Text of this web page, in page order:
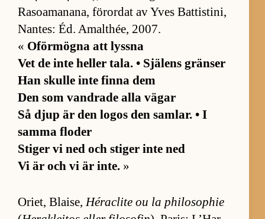
Ra­so­a­ma­na­na, för­or­dat av Yves Bat­tisti­ni,
Nan­tes: Éd. Amalt­hée, 2007.
« Oför­mögna att lyssna
Vet de inte hel­ler ta­la. • Sjä­lens grän­ser
Han skulle inte finna dem
Den som vand­rade alla vä­gar
Så djup är den lo­gos den sam­lar. • I
samma flo­der
Sti­ger vi ned och sti­ger inte ned
Vi är och vi är in­te. »
Ori­et, Blai­se,Héraclite ou la phi­lo­sop­hie